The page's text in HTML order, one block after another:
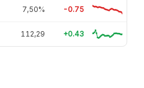
7,50% -0.75
112,29 +0.43